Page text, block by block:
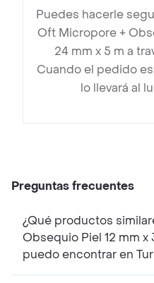
Puedes hacerle
Oft Micropore +
24 mm x 5 m a
Cuando el pedido
lo llevará al
Preguntas frecuentes
¿Qué productos
Obsequio Piel 12 mm x
puedo encontrar en